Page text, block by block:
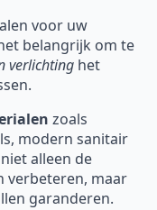
voor uw
belangrijk om te
verlichting het
zoals
modern sanitair
alleen de
verbeteren, maar
garanderen.